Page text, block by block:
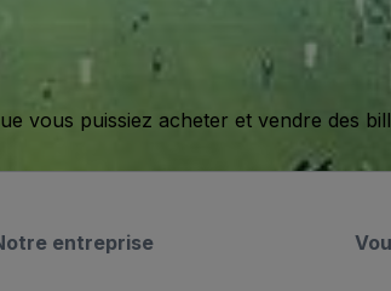
vous puissiez acheter et vendre des
entreprise